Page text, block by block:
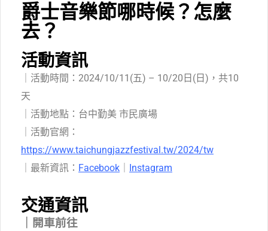
爵士音樂節哪時候？怎麼
去？
活動資訊
｜活動時間：2024/10/11(五) – 10/20日(日)，共10
天
｜活動地點：台中勤美 市民廣場
｜活動官網：
https://www.taichungjazzfestival.tw/2024/tw
｜最新資訊： Facebook Instagram
交通資訊
｜開車前往